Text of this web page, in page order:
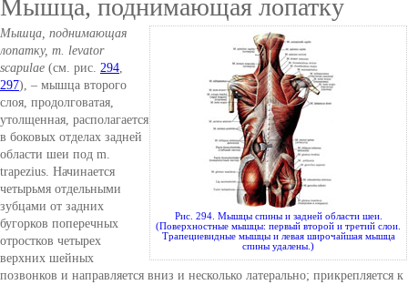
Мышца, поднимающая лопатку
Рис. 294. Мышцы спины и задней области шеи.
(Поверхностные мышцы: первый второй и третий слои.
Трапециевидные мышцы и левая широчайшая мышца
спины удалены.)
Мышца, поднимающая
лопатку, m. levator
scapulae (см. рис. 294,
297), – мышца второго
слоя, продолговатая,
утолщенная, располагается
в боковых отделах задней
области шеи под m.
trapezius. Начинается
четырьмя отдельными
зубцами от задних
бугорков поперечных
отростков четырех
верхних шейных
позвонков и направляется вниз и несколько латерально; прикрепляется к